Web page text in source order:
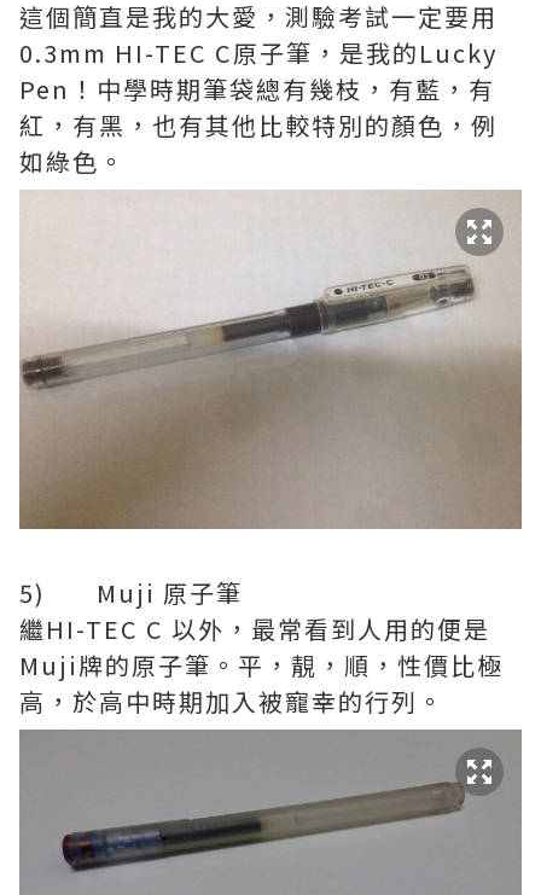
這個簡直是我的大愛，測驗考試一定要用
0.3mm HI-TEC C原子筆，是我的Lucky
Pen！中學時期筆袋總有幾枝，有藍，有
紅，有黑，也有其他比較特別的顏色，例
如綠色。
5) Muji 原子筆
繼HI-TEC C 以外，最常看到人用的便是
Muji牌的原子筆。平，靚，順，性價比極
高，於高中時期加入被寵幸的行列。